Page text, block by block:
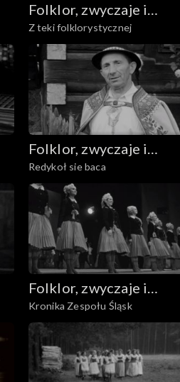
Folklor, zwyczaje i
sztuka ludowa
Z teki folklorystycznej
Folklor, zwyczaje i
sztuka ludowa
Redykoł sie baca
Folklor, zwyczaje i
sztuka ludowa
Kronika Zespołu Śląsk